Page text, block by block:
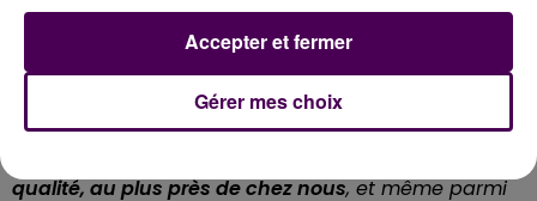
seront d'ailleurs de la partie : Noémie Provost, Juliette
Soudais ou Les Agités du Bocal."Il s'avère que dans la
majorité des festivals, on invite des artistes qui
viennent du monde entier, et il faut dire qu'en avion,
on consomme beaucoup de CO2.Donc notre idée
qualité, au plus près de chez nous, et même parmi
Gérer mes choix
Accepter et fermer